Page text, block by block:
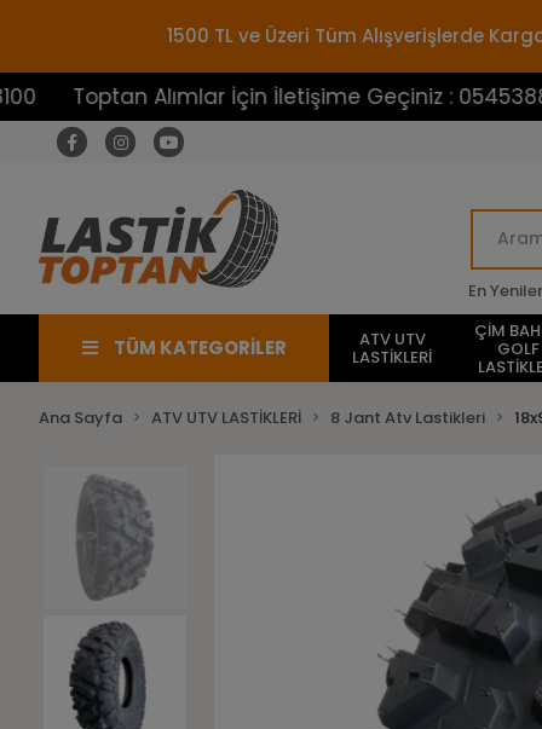
1500 TL ve Üzeri Tüm Alışverişlerde
Alımlar İçin İletişime Geçiniz : 05453883100
En Yeniler
TÜM KATEGORİLER ATV UTV
LASTİKLERİ
ÇİM
GOLF
Ana Sayfa ATV UTV LASTİKLERİ 8 Jant Atv Lastikleri